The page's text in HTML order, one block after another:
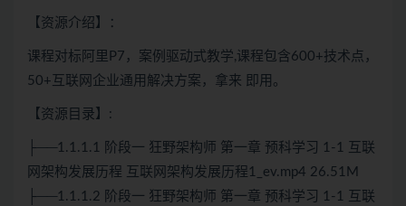
【资源介绍】：
课程对标阿里P7，案例驱动式教学,课程包含600+技术点，
50+互联网企业通用解决方案，拿来 即用。
【资源目录】:
├──1.1.1.1 阶段一 狂野架构师 第一章 预科学习 1-1 互联
网架构发展历程 互联网架构发展历程1_ev.mp4 26.51M
├──1.1.1.2 阶段一 狂野架构师 第一章 预科学习 1-1 互联